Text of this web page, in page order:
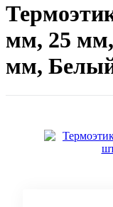
мм, 25
мм,